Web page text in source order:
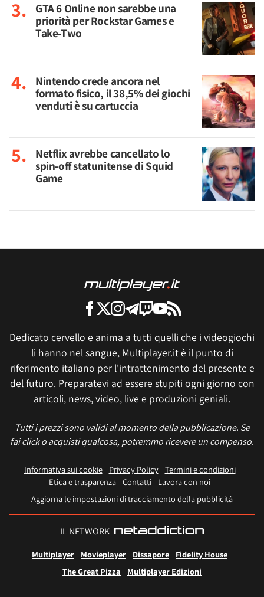
GTA 6 Online non sarebbe una
priorità per Rockstar Games e
Take-Two
Nintendo crede ancora nel
formato fisico, il 38,5% dei giochi
venduti è su cartuccia
Netflix avrebbe cancellato lo
spin-off statunitense di Squid
Game
Dedicato cervello e anima a tutti quelli che i videogiochi
li hanno nel sangue, Multiplayer.it è il punto di
riferimento italiano per l'intrattenimento del presente e
del futuro. Preparatevi ad essere stupiti ogni giorno con
articoli, news, video, live e produzioni geniali.
Tutti i prezzi sono validi al momento della pubblicazione. Se
fai click o acquisti qualcosa, potremmo ricevere un compenso.
Informativa sui cookie Privacy Policy
Termini e condizioni
Etica e trasparenza Contatti
Lavora con noi
Aggiorna le impostazioni di tracciamento della pubblicità
IL NETWORK
Multiplayer Movieplayer Dissapore
Fidelity House
The Great Pizza
Multiplayer Edizioni